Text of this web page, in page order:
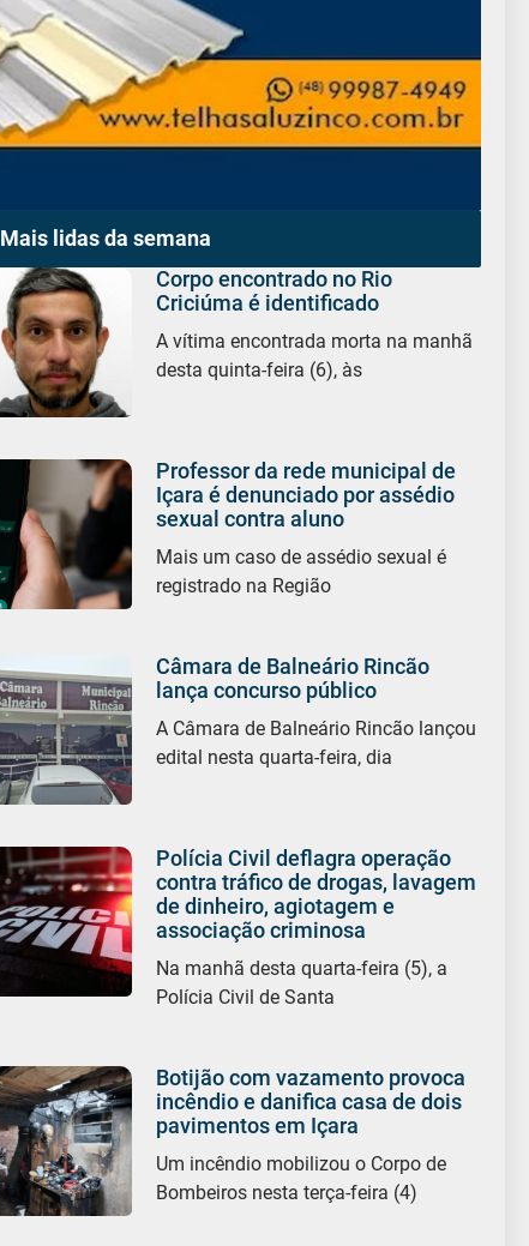
Mais lidas da semana
Corpo encontrado no Rio
Criciúma é identificado
A vítima encontrada morta na manhã
desta quinta-feira (6), às
Professor da rede municipal de
Içara é denunciado por assédio
sexual contra aluno
Mais um caso de assédio sexual é
registrado na Região
Câmara de Balneário Rincão
lança concurso público
A Câmara de Balneário Rincão lançou
edital nesta quarta-feira, dia
Polícia Civil deflagra operação
contra tráfico de drogas, lavagem
de dinheiro, agiotagem e
associação criminosa
Na manhã desta quarta-feira (5), a
Polícia Civil de Santa
Botijão com vazamento provoca
incêndio e danifica casa de dois
pavimentos em Içara
Um incêndio mobilizou o Corpo de
Bombeiros nesta terça-feira (4)